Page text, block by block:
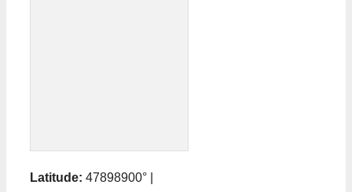
Latitude: 47898900° |